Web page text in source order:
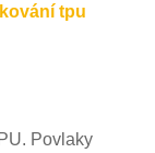
tpu
Povlaky